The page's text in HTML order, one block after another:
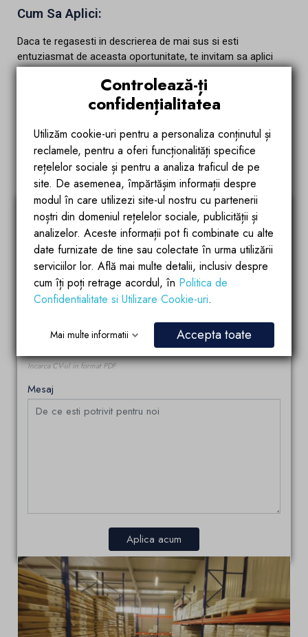
Cum Sa Aplici:
Daca te regasesti in descrierea de mai sus si esti
entuziasmat de aceasta oportunitate, te invitam sa aplici
scrisoare de intentie prin e-mail laela@egointeriors.ro
scrisoarea ta de intentie, te rugam sa evidentiezi cum
experienta si competentele tale se aliniaza cu cerintele
rolului si ce te motiveaza sa te alaturi echipei Ego Interiors.
Asteptam cu nerabdare sa te cunoastem si sa te
intampinam in echipa noastra!
Nume
Adresa de e-mail
Incarca CV-ul in format PDF
Mesaj
Aplica acum
Controlează-ți
confidențialitatea
Utilizăm cookie-uri pentru a personaliza conținutul și
reclamele, pentru a oferi funcționalități specifice
rețelelor sociale și pentru a analiza traficul de pe
site. De asemenea, împărtășim informații despre
modul în care utilizezi site-ul nostru cu partenerii
noștri din domeniul rețelelor sociale, publicității și
analizelor. Aceste informații pot fi combinate cu alte
date furnizate de tine sau colectate în urma utilizării
serviciilor lor. Află mai multe detalii, inclusiv despre
cum îți poți retrage acordul, în Politica de
Confidentialitate si Utilizare Cookie-uri.
Mai multe informatii Accepta toate